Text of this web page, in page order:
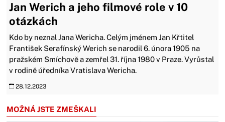
Jan Werich a jeho filmové role v 10
otázkách
Kdo by neznal Jana Wericha. Celým jménem Jan Křtitel
František Serafínský Werich se narodil 6. února 1905 na
pražském Smíchově a zemřel 31. října 1980 v Praze. Vyrůstal
v rodině úředníka Vratislava Wericha.
28.12.2023
MOŽNÁ JSTE ZMEŠKALI